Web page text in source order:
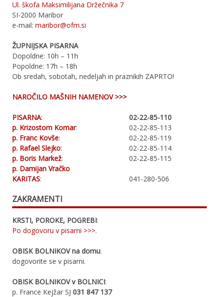
Ul. škofa Maksimilijana Držečnika 7
SI-2000 Maribor
e-mail: maribor@ofm.si
ŽUPNIJSKA PISARNA
Dopoldne: 10h – 11h
Popoldne: 17h – 18h
Ob sredah, sobotah, nedeljah in praznikih ZAPRTO!
NAROČILO MAŠNIH NAMENOV >>>
PISARNA:
02-22-85-110
p. Krizostom Komar:
02-22-85-113
p. Franc Kovše:
02-22-85-119
p. Rafael Slejko:
02-22-85-114
p. Boris Markež:
02-22-85-115
p. Damijan Vračko
KARITAS: 041-280-506
ZAKRAMENTI
KRSTI, POROKE, POGREBI:
Po dogovoru v pisarni >>>.
OBISK BOLNIKOV na domu:
dogovorite se v pisarni.
OBISK BOLNIKOV v BOLNICI:
p. France Kejžar SJ 031 847 137